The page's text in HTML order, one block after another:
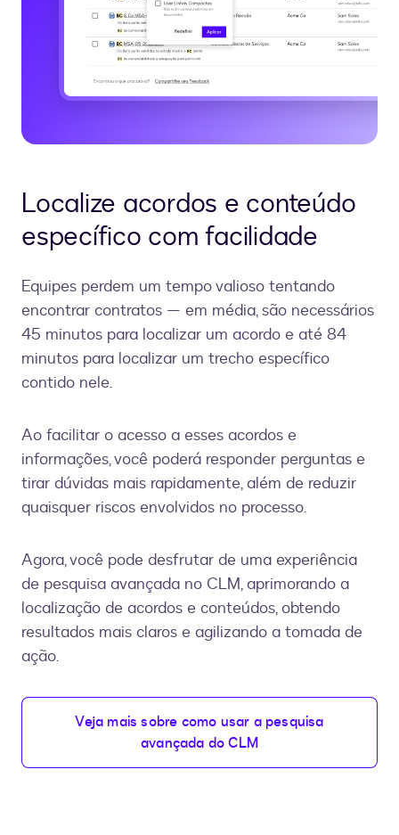
Localize acordos e conteúdo
específico com facilidade
Equipes perdem um tempo valioso tentando
encontrar contratos — em média, são necessários
45 minutos para localizar um acordo e até 84
minutos para localizar um trecho específico
contido nele.
Ao facilitar o acesso a esses acordos e
informações, você poderá responder perguntas e
tirar dúvidas mais rapidamente, além de reduzir
quaisquer riscos envolvidos no processo.
Agora, você pode desfrutar de uma experiência
de pesquisa avançada no CLM, aprimorando a
localização de acordos e conteúdos, obtendo
resultados mais claros e agilizando a tomada de
ação.
Veja mais sobre como usar a pesquisa
avançada do CLM